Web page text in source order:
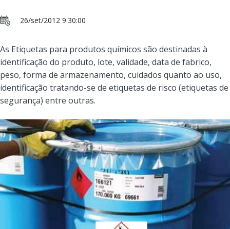
26/set/2012 9:30:00
As Etiquetas para produtos químicos são destinadas à
identificação do produto, lote, validade, data de fabrico,
peso, forma de armazenamento, cuidados quanto ao uso,
identificação tratando-se de etiquetas de risco (etiquetas de
segurança) entre outras.